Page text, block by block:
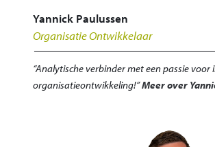
Yannick Paulussen
Organisatie Ontwikkelaar
“Analytische verbinder met een passie voor
organisatieontwikkeling!”Meer over